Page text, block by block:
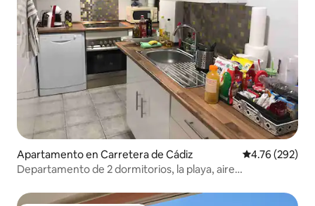
Apartamento en Carretera de Cádiz Calificación
4.76 (292)
Departamento de 2 dormitorios, la playa, aire